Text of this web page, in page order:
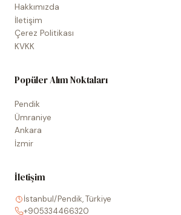
Hakkımızda
İletişim
Çerez Politikası
KVKK
Popüler Alım Noktaları
Pendik
Ümraniye
Ankara
İzmir
İletişim
İstanbul/Pendik, Türkiye
+905334466320